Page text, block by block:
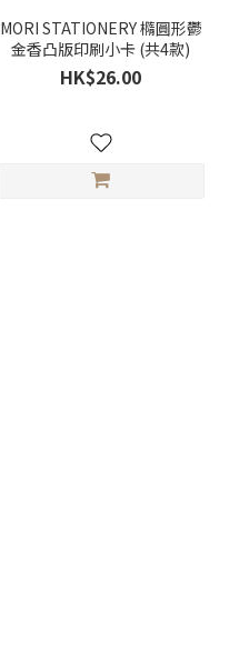
MORI STATIONERY 橢圓形鬱
金香凸版印刷小卡 (共4款)
HK$26.00